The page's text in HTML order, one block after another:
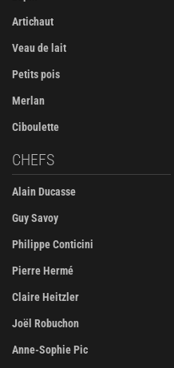
Artichaut
Veau de lait
Petits pois
Merlan
Ciboulette
CHEFS
Alain Ducasse
Guy Savoy
Philippe Conticini
Pierre Hermé
Claire Heitzler
Joël Robuchon
Anne-Sophie Pic